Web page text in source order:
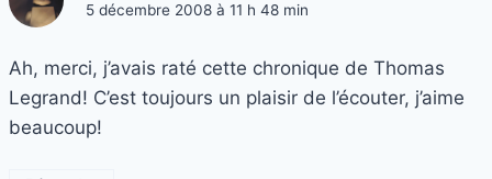
5 décembre 2008 à 11 h 48 min
Ah, merci, j’avais raté cette chronique de Thomas
Legrand! C’est toujours un plaisir de l’écouter, j’aime
beaucoup!